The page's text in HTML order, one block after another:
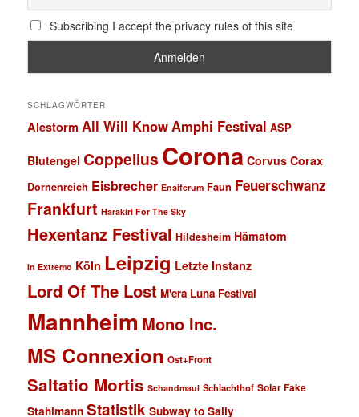
Subscribing I accept the privacy rules of this site
SCHLAGWÖRTER
Alestorm All Will KnowAmphi Festival ASP
Blutengel Coppelius Corona Corvus Corax
Dornenreich Eisbrecher Ensiferum Faun Feuerschwanz
Frankfurt Harakiri For The Sky
Hexentanz Festival Hildesheim Hämatom
In Extremo Köln Leipzig Letzte Instanz
Lord Of The Lost M'era Luna Festival
Mannheim Mono Inc.
MS Connexion Ost+Front
Saltatio Mortis Schandmaul Schlachthof Solar Fake
Stahlmann Statistik Subway to Sally